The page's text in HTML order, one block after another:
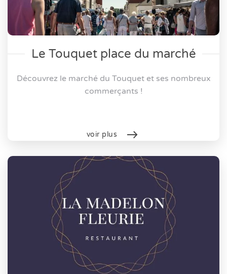
Le Touquet place du marché
Découvrez le marché du Touquet et ses nombreux
commerçants !
voir plus